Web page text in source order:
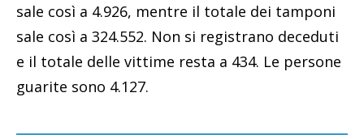
sale così a 4.926, mentre il totale dei tamponi
sale così a 324.552. Non si registrano deceduti
e il totale delle vittime resta a 434. Le persone
guarite sono 4.127.